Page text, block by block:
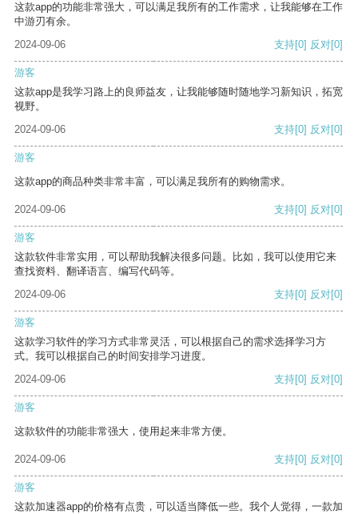
这款app的功能非常强大，可以满足我所有的工作需求，让我能够在工作
中游刃有余。
2024-09-06
支持[0] 反对[0]
游客
这款app是我学习路上的良师益友，让我能够随时随地学习新知识，拓宽
视野。
2024-09-06
支持[0] 反对[0]
游客
这款app的商品种类非常丰富，可以满足我所有的购物需求。
2024-09-06 支持[0] 反对[0]
游客
这款软件非常实用，可以帮助我解决很多问题。比如，我可以使用它来
查找资料、翻译语言、编写代码等。
2024-09-06
支持[0] 反对[0]
游客
这款学习软件的学习方式非常灵活，可以根据自己的需求选择学习方
式。我可以根据自己的时间安排学习进度。
2024-09-06
支持[0] 反对[0]
游客
这款软件的功能非常强大，使用起来非常方便。
2024-09-06 支持[0] 反对[0]
游客
这款加速器app的价格有点贵，可以适当降低一些。我个人觉得，一款加